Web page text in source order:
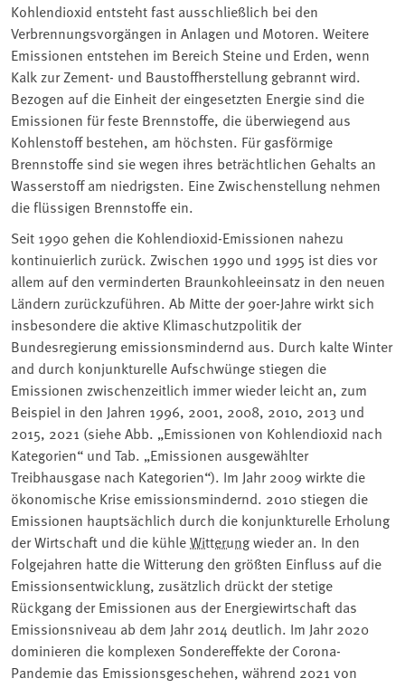
Kohlendioxid entsteht fast ausschließlich bei den
Verbrennungsvorgängen in Anlagen und Motoren. Weitere
Emissionen entstehen im Bereich Steine und Erden, wenn
Kalk zur Zement- und Baustoffherstellung gebrannt wird.
Bezogen auf die Einheit der eingesetzten Energie sind die
Emissionen für feste Brennstoffe, die überwiegend aus
Kohlenstoff bestehen, am höchsten. Für gasförmige
Brennstoffe sind sie wegen ihres beträchtlichen Gehalts an
Wasserstoff am niedrigsten. Eine Zwischenstellung nehmen
die flüssigen Brennstoffe ein.
Seit 1990 gehen die Kohlendioxid-Emissionen nahezu
kontinuierlich zurück. Zwischen 1990 und 1995 ist dies vor
allem auf den verminderten Braunkohleeinsatz in den neuen
Ländern zurückzuführen. Ab Mitte der 90er-Jahre wirkt sich
insbesondere die aktive Klimaschutzpolitik der
Bundesregierung emissionsmindernd aus. Durch kalte Winter
and durch konjunkturelle Aufschwünge stiegen die
Emissionen zwischenzeitlich immer wieder leicht an, zum
Beispiel in den Jahren 1996, 2001, 2008, 2010, 2013 und
2015, 2021 (siehe Abb. „Emissionen von Kohlendioxid nach
Kategorien“ und Tab. „Emissionen ausgewählter
Treibhausgase nach Kategorien“). Im Jahr 2009 wirkte die
ökonomische Krise emissionsmindernd. 2010 stiegen die
Emissionen hauptsächlich durch die konjunkturelle Erholung
der Wirtschaft und die kühleWitterungwieder an. In den
Folgejahren hatte die Witterung den größten Einfluss auf die
Emissionsentwicklung, zusätzlich drückt der stetige
Rückgang der Emissionen aus der Energiewirtschaft das
Emissionsniveau ab dem Jahr 2014 deutlich. Im Jahr 2020
dominieren die komplexen Sondereffekte der Corona-
Pandemie das Emissionsgeschehen, während 2021 von